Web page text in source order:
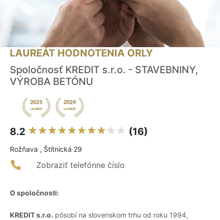
LAUREÁT HODNOTENIA ORLY
Spoločnosť KREDIT s.r.o. - STAVEBNINY,
VÝROBA BETÓNU
8.2 (16)
Rožňava , Štítnická 29
Zobraziť telefónne číslo
O spoločnosti:
KREDIT s.r.o. pôsobí na slovenskom trhu od roku 1994,